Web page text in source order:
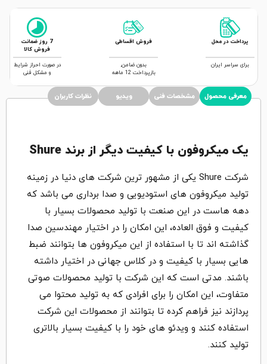
پرداخت در محل
برای سراسر ایران
فروش اقساطی
بدون ضامن,
بازپرداخت 12 ماهه
7 روز ضمانت
فروش کالا
در صورت احراز شرایط
و مشکل فنی
معرفی محصول مشخصات فنی ویدیو نظرات کاربران
یک میکروفون با کیفیت دیگر از برند Shure
شرکت Shure یکی از مشهور ترین شرکت های دنیا در زمینه
تولید میکروفون های استودیویی و صدا برداری می باشد که
دهه هاست در این صنعت با تولید محصولات بسیار با
کیفیت و فوق العاده، این امکان را در اختیار مهندسین صدا
گذاشته اند تا با استفاده از این میکروفون ها بتوانند ضبط
هایی بسیار با کیفیت و در کلاس جهانی در اختیار داشته
باشند. مدتی است که این شرکت با تولید محصولات صوتی
متفاوت، این امکان را برای افرادی که به تولید محتوا می
پردازند نیز فراهم کرده تا بتوانند از محصولات این شرکت
استفاده کنند و ویدئو های خود را با کیفیت بسیار بالاتری
تولید کنند.